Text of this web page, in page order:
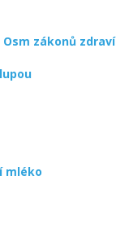
Osm zákonů zdraví
mléko